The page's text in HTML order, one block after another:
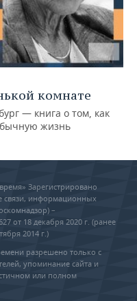
комнате
— книга о том, как
жизнь
Зарегистрировано
связи, информационных
–
от 18 декабря 2020 г. (ранее
2014 г.)
разрешено только с
упоминание сайта и
или полном